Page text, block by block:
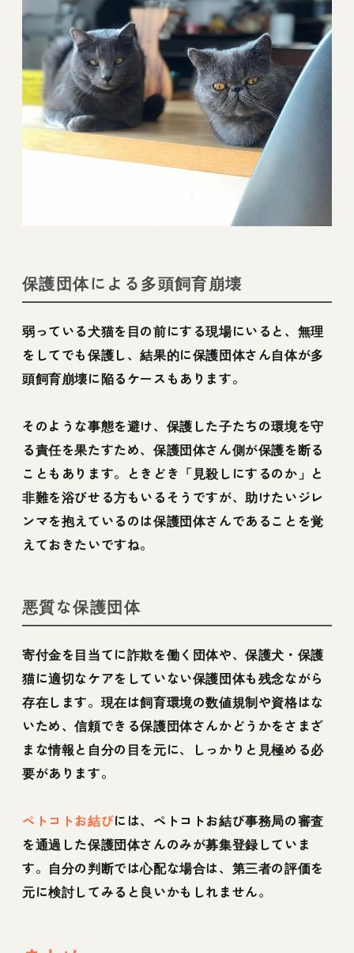
保護団体による多頭飼育崩壊
弱っている犬猫を目の前にする現場にいると、無理
をしてでも保護し、結果的に保護団体さん自体が多
頭飼育崩壊に陥るケースもあります。
そのような事態を避け、保護した子たちの環境を守
る責任を果たすため、保護団体さん側が保護を断る
こともあります。ときどき「見殺しにするのか」と
非難を浴びせる方もいるそうですが、助けたいジレ
ンマを抱えているのは保護団体さんであることを覚
えておきたいですね。
悪質な保護団体
寄付金を目当てに詐欺を働く団体や、保護犬・保護
猫に適切なケアをしていない保護団体も残念ながら
存在します。現在は飼育環境の数値規制や資格はな
いため、信頼できる保護団体さんかどうかをさまざ
まな情報と自分の目を元に、しっかりと見極める必
要があります。
ペトコトお結びには、ペトコトお結び事務局の審査
を通過した保護団体さんのみが募集登録していま
す。自分の判断では心配な場合は、第三者の評価を
元に検討してみると良いかもしれません。